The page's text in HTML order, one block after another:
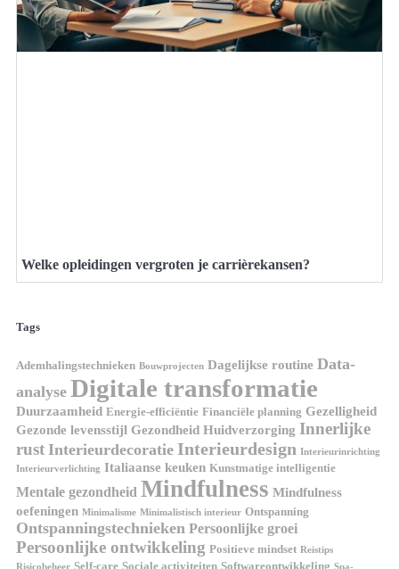
Welke opleidingen vergroten je carrièrekansen?
Tags
Ademhalingstechnieken Bouwprojecten Dagelijkse routine Data-
analyse Digitale transformatie
Duurzaamheid Energie-efficiëntie Financiële planning Gezelligheid
Gezonde levensstijl Gezondheid Huidverzorging Innerlijke
rust Interieurdecoratie Interieurdesign Interieurinrichting
Interieurverlichting Italiaanse keuken Kunstmatige intelligentie
Mentale gezondheid Mindfulness Mindfulness
oefeningen Minimalisme Minimalistisch interieur Ontspanning
Ontspanningstechnieken Persoonlijke groei
Persoonlijke ontwikkeling Positieve mindset Reistips
Risicobeheer Self-care Sociale activiteiten Softwareontwikkeling Spa-